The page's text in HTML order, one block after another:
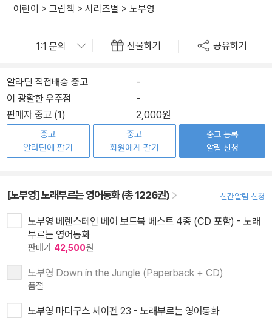
어린이 > 그림책 > 시리즈별 > 노부영
선물하기 공유하기
알라딘 직접배송 중고
-
이 광활한 우주점
-
판매자 중고 (1)
2,000원
중고
알라딘에 팔기
중고
회원에게 팔기
중고 등록
알림 신청
[노부영] 노래부르는 영어동화 (총 1226권) 신간알림 신청
노부영 베렌스테인 베어 보드북 베스트 4종 (CD 포함) - 노래
부르는 영어동화
판매가 42,500원
노부영 Down in the Jungle (Paperback + CD)
품절
노부영 마더구스 세이펜 23 - 노래부르는 영어동화